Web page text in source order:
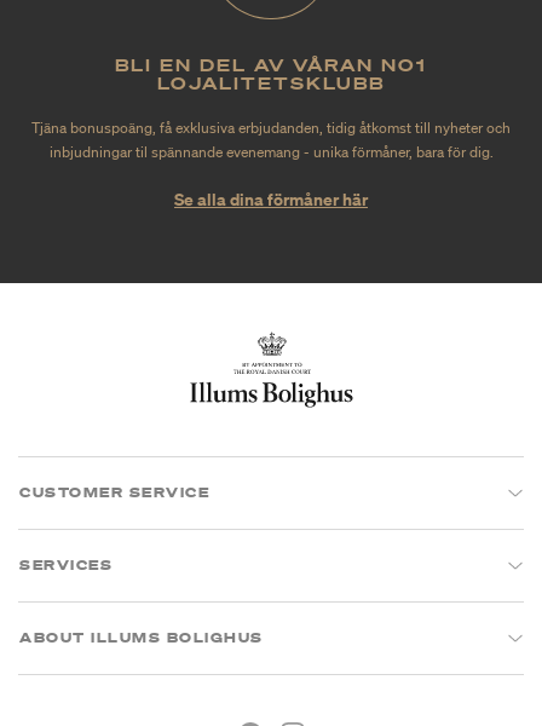
BLI EN DEL AV VÅRAN NO1
LOJALITETSKLUBB
Tjäna bonuspoäng, få exklusiva erbjudanden, tidig åtkomst till nyheter och
inbjudningar til spännande evenemang - unika förmåner, bara för dig.
Se alla dina förmåner här
CUSTOMER SERVICE
SERVICES
ABOUT ILLUMS BOLIGHUS